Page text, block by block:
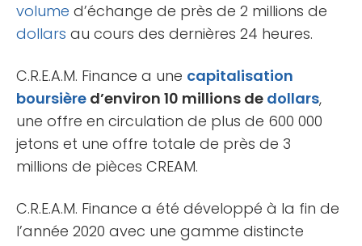
volume d’échange de près de 2 millions de
dollars au cours des dernières 24 heures.
C.R.E.A.M. Finance a une capitalisation
boursière d’environ 10 millions de dollars,
une offre en circulation de plus de 600 000
jetons et une offre totale de près de 3
millions de pièces CREAM.
C.R.E.A.M. Finance a été développé à la fin de
l’année 2020 avec une gamme distincte